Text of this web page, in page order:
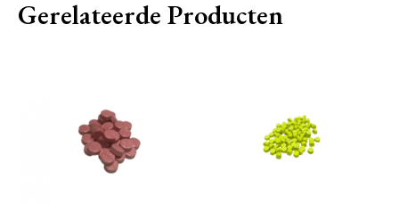
Gerelateerde Producten